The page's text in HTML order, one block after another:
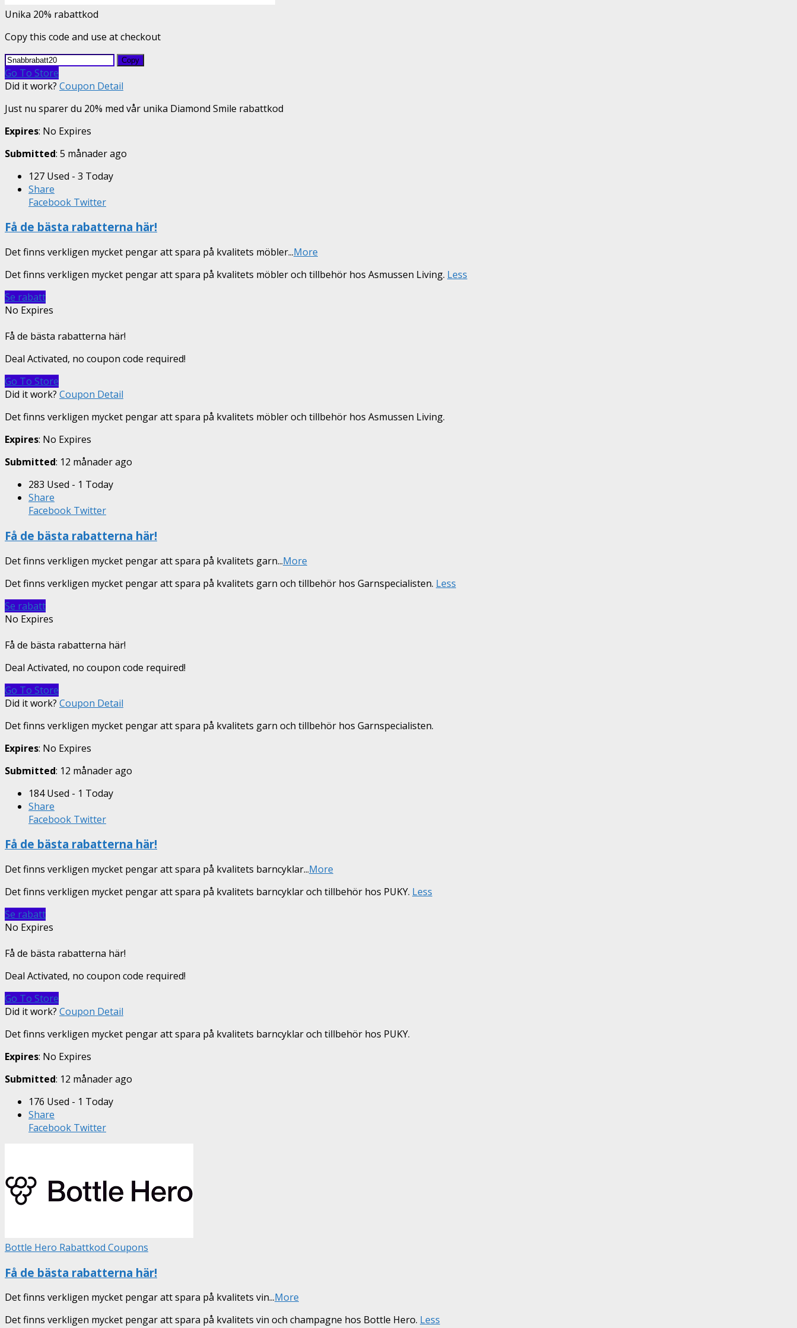
Unika 20% rabattkod
Copy this code and use at checkout
Copy
Go To Store
Did it work? Coupon Detail
Just nu sparer du 20% med vår unika Diamond Smile rabattkod
Expires: No Expires
Submitted: 5 månader ago
127 Used - 3 Today
Share
Facebook Twitter
Få de bästa rabatterna här!
Det finns verkligen mycket pengar att spara på kvalitets möbler...More
Det finns verkligen mycket pengar att spara på kvalitets möbler och tillbehör hos Asmussen Living. Less
Se rabatt
No Expires
Få de bästa rabatterna här!
Deal Activated, no coupon code required!
Go To Store
Did it work? Coupon Detail
Det finns verkligen mycket pengar att spara på kvalitets möbler och tillbehör hos Asmussen Living.
Expires: No Expires
Submitted: 12 månader ago
283 Used - 1 Today
Share
Facebook Twitter
Få de bästa rabatterna här!
Det finns verkligen mycket pengar att spara på kvalitets garn...More
Det finns verkligen mycket pengar att spara på kvalitets garn och tillbehör hos Garnspecialisten. Less
Se rabatt
No Expires
Få de bästa rabatterna här!
Deal Activated, no coupon code required!
Go To Store
Did it work? Coupon Detail
Det finns verkligen mycket pengar att spara på kvalitets garn och tillbehör hos Garnspecialisten.
Expires: No Expires
Submitted: 12 månader ago
184 Used - 1 Today
Share
Facebook Twitter
Få de bästa rabatterna här!
Det finns verkligen mycket pengar att spara på kvalitets barncyklar...More
Det finns verkligen mycket pengar att spara på kvalitets barncyklar och tillbehör hos PUKY. Less
Se rabatt
No Expires
Få de bästa rabatterna här!
Deal Activated, no coupon code required!
Go To Store
Did it work? Coupon Detail
Det finns verkligen mycket pengar att spara på kvalitets barncyklar och tillbehör hos PUKY.
Expires: No Expires
Submitted: 12 månader ago
176 Used - 1 Today
Share
Facebook Twitter
Bottle Hero Rabattkod Coupons
Få de bästa rabatterna här!
Det finns verkligen mycket pengar att spara på kvalitets vin...More
Det finns verkligen mycket pengar att spara på kvalitets vin och champagne hos Bottle Hero. Less